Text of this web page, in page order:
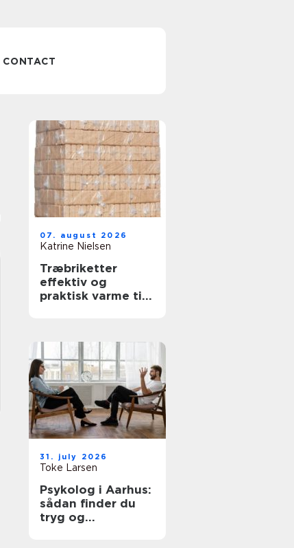
CONTACT
07. august 2026
Katrine Nielsen
Træbriketter
effektiv og
praktisk varme til
31. july 2026
Toke Larsen
Psykolog i Aarhus:
sådan finder du
tryg og